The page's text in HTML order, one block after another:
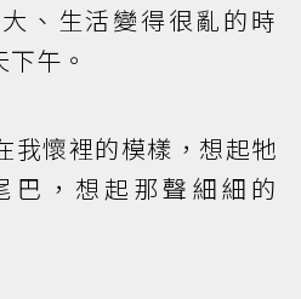
、生活變得很亂的時
午。
我懷裡的模樣，想起牠
巴，想起那聲細細的